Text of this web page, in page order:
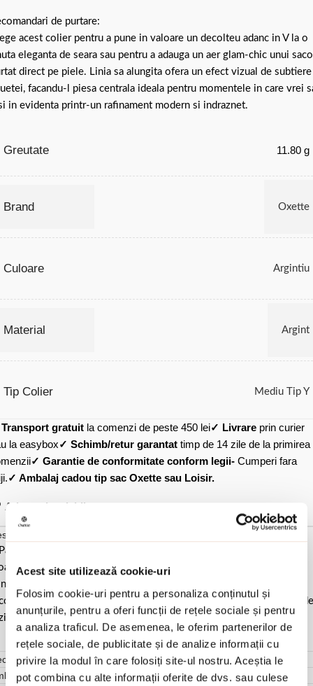
Acest site utilizează cookie-uri
Folosim cookie-uri pentru a personaliza conținutul și
anunțurile, pentru a oferi funcții de rețele sociale și pentru
a analiza traficul. De asemenea, le oferim partenerilor de
rețele sociale, de publicitate și de analize informații cu
privire la modul în care folosiți site-ul nostru. Aceștia le
pot combina cu alte informații oferite de dvs. sau culese
de purtare:
acest colier pentru a pune in valoare un decolteu adanc in V la o
eleganta de seara sau pentru a adauga un aer glam-chic unui
direct pe piele. Linia sa alungita ofera un efect vizual de subtiere
facandu-l piesa centrala ideala pentru momentele in care vrei
in evidenta printr-un rafinament modern si indraznet.
Greutate 11.80 g
Brand Oxette
Culoare Argintiu
Material Argint
Tip Colier Mediu Tip Y
Transport gratuit la comenzi de peste 450 lei✓ Livrare prin curier
la easybox✓ Schimb/retur garantat timp de 14 zile de la primirea
✓ Garantie de conformitate conform legii- Cumperi fara
✓ Ambalaj cadou tip sac Oxette sau Loisir.
Adauga in wishlist
si detalii
bijuteria in ambalajul original sau intr-un saculet de catifea
pentru a evita frecarea sau lovirea de alte materiale. Evitati
cu apa si produsele cosmetice. Dupa fiecare purtare este
sa o lustruiti cu o laveta curata pentru a evita depunerea de
(0)